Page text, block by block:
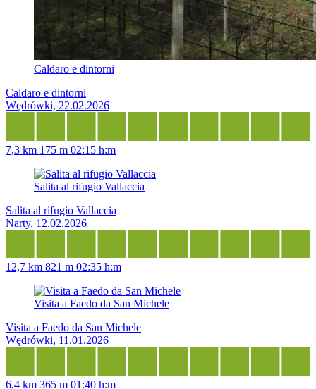
Caldaro e dintorni
Caldaro e dintorni
Wędrówki, 22.02.2026
7,3 km 175 m 02:15 h:m
Salita al rifugio Vallaccia
Salita al rifugio Vallaccia
Narty, 12.02.2026
12,7 km 821 m 02:35 h:m
Visita a Faedo da San Michele
Visita a Faedo da San Michele
Wędrówki, 11.01.2026
6,4 km 365 m 01:40 h:m